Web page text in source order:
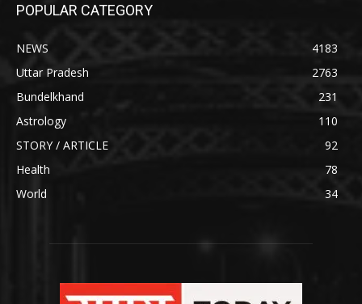
POPULAR CATEGORY
NEWS
4183
Uttar Pradesh
2763
Bundelkhand
231
Astrology
110
STORY / ARTICLE
92
Health
78
World
34